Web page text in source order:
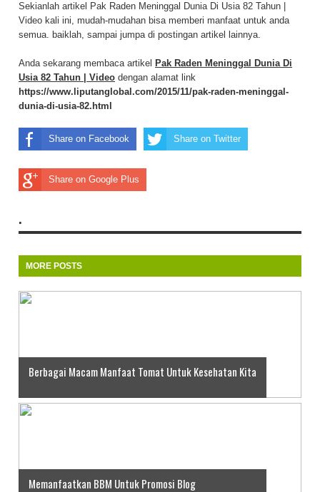
Sekianlah artikel Pak Raden Meninggal Dunia Di Usia 82 Tahun |
Video kali ini, mudah-mudahan bisa memberi manfaat untuk anda
semua. baiklah, sampai jumpa di postingan artikel lainnya.
Anda sekarang membaca artikel Pak Raden Meninggal Dunia Di
Usia 82 Tahun | Video dengan alamat link
https://www.liputanglobal.com/2015/11/pak-raden-meninggal-
dunia-di-usia-82.html
Share on Facebook Share on Twitter
Share on Google Plus
.
MORE POSTS
Berbagai Macam Manfaat Tomat Untuk Kesehatan Kita
Memanfaatkan BBM Untuk Promosi Blog